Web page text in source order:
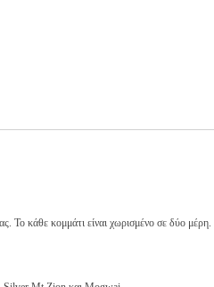
Το κάθε κομμάτι είναι χωρισμένο σε δύο